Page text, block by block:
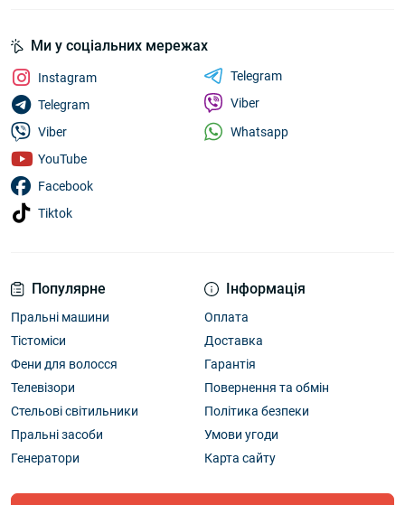
Популярне
Пральні машини
Тістоміси
Фени для волосся
Телевізори
Стельові світильники
Пральні засоби
Генератори
Інформація
Оплата
Доставка
Гарантія
Повернення та обмін
Політика безпеки
Умови угоди
Карта сайту
Ми у соціальних мережах
Instagram
Telegram
Viber
YouTube
Facebook
Tiktok
Telegram
Viber
Whatsapp